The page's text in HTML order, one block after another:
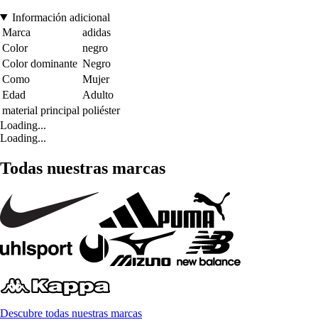
Información adicional
Marca
adidas
Color
negro
Color dominante Negro
Como
Mujer
Edad
Adulto
material principal poliéster
Loading...
Loading...
Todas nuestras marcas
Descubre todas nuestras marcas